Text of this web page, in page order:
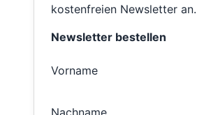
kostenfreien Newsletter an.